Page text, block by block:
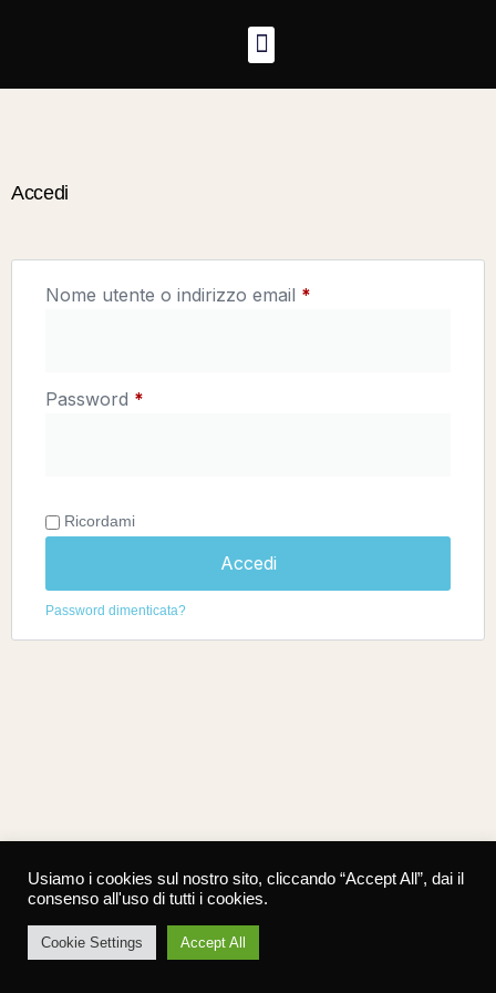
Accedi
Nome utente o indirizzo email *
Password *
Ricordami
Accedi
Password dimenticata?
Usiamo i cookies sul nostro sito, cliccando “Accept All”, dai il
consenso all'uso di tutti i cookies.
Cookie Settings Accept All